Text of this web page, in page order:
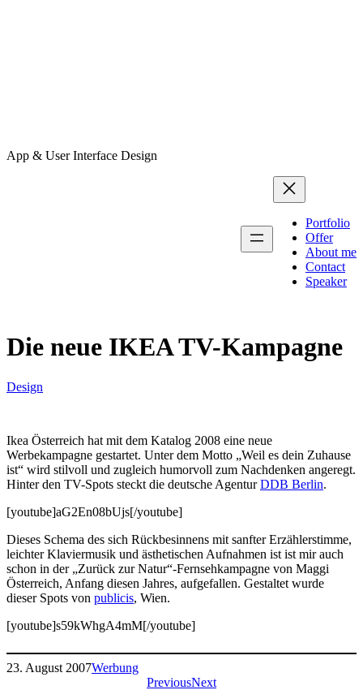
App & User Interface Design
Portfolio
Offer
About me
Contact
Speaker
Die neue IKEA TV-Kampagne
Design
Ikea Österreich hat mit dem Katalog 2008 eine neue
Werbekampagne gestartet. Unter dem Motto „Weil es dein Zuhause
ist“ wird stilvoll und zugleich humorvoll zum Nachdenken angeregt.
Hinter den TV-Spots steckt die deutsche AgenturDDB Berlin.
[youtube]aG2En08bUjs[/youtube]
Dieses Schema des sich Rückbesinnens mit sanfter Erzählerstimme,
leichter Klaviermusik und ästhetischen Aufnahmen ist ist mir auch
schon in der „Zurück zur Natur“-Fernsehkampagne von Maggi
Österreich, Anfang diesen Jahres, aufgefallen. Gestaltet wurde
dieser Spots von publicis, Wien.
[youtube]s59kWhgA4mM[/youtube]
23. August 2007Werbung
PreviousNext